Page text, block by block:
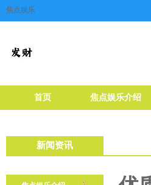
焦点娱乐
首页 焦点娱乐介绍
新闻资讯